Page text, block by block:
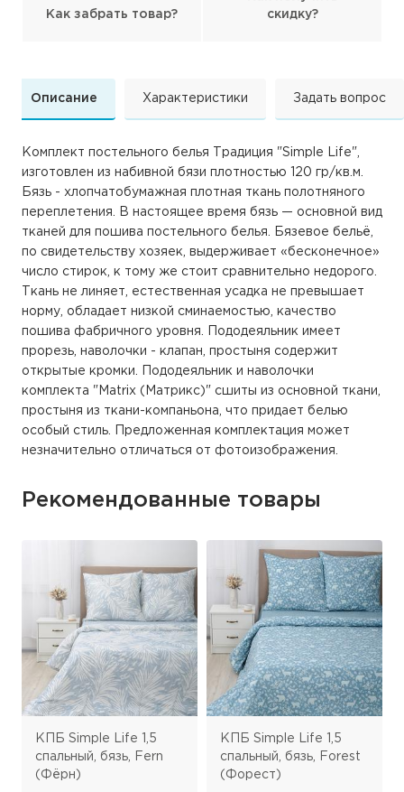
Как забрать товар?
скидку?
Описание Характеристики Задать вопрос
Комплект постельного белья Традиция "Simple Life",
изготовлен из набивной бязи плотностью 120 гр/кв.м.
Бязь - хлопчатобумажная плотная ткань полотняного
переплетения. В настоящее время бязь — основной вид
тканей для пошива постельного белья. Бязевое бельё,
по свидетельству хозяек, выдерживает «бесконечное»
число стирок, к тому же стоит сравнительно недорого.
Ткань не линяет, естественная усадка не превышает
норму, обладает низкой сминаемостью, качество
пошива фабричного уровня. Пододеяльник имеет
прорезь, наволочки - клапан, простыня содержит
открытые кромки. Пододеяльник и наволочки
комплекта "Matrix (Матрикс)" сшиты из основной ткани,
простыня из ткани-компаньона, что придает белью
особый стиль. Предложенная комплектация может
незначительно отличаться от фотоизображения.
Рекомендованные товары
КПБ Simple Life 1,5
спальный, бязь, Fern
(Фёрн)
КПБ Simple Life 1,5
спальный, бязь, Forest
(Форест)